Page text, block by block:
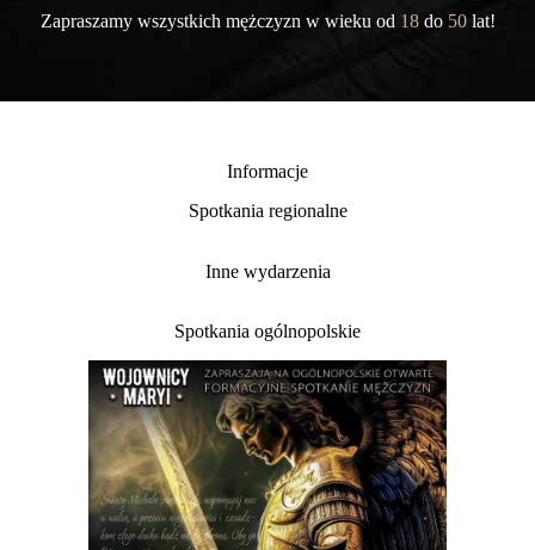
Zapraszamy wszystkich mężczyzn w wieku od 18 do50 lat!
Informacje
Spotkania regionalne
Inne wydarzenia
Spotkania ogólnopolskie